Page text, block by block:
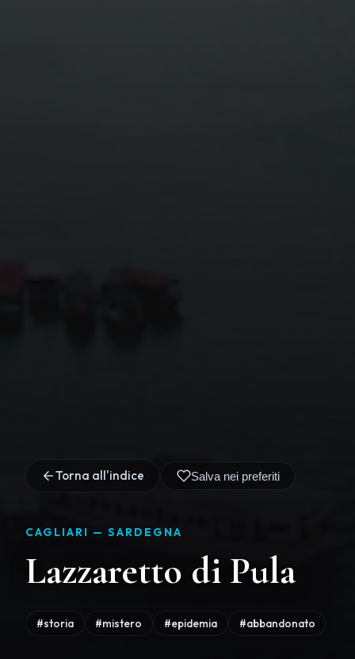
Torna all'indice Salva nei preferiti
CAGLIARI — SARDEGNA
Lazzaretto di Pula
#storia #mistero #epidemia #abbandonato